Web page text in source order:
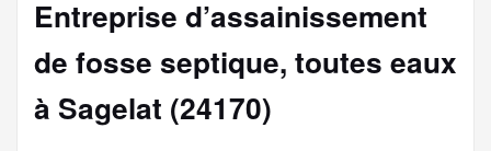
Entreprise d’assainissement
de fosse septique, toutes eaux
à Sagelat (24170)